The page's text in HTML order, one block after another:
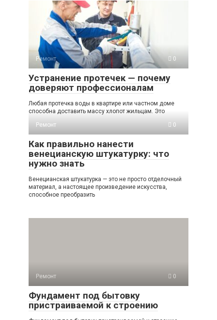
Ремонт 0
Устранение протечек — почему
доверяют профессионалам
Любая протечка воды в квартире или частном доме
способна доставить массу хлопот жильцам. Это
Ремонт
0
Как правильно нанести
венецианскую штукатурку: что
нужно знать
Венецианская штукатурка — это не просто отделочный
материал, а настоящее произведение искусства,
способное преобразить
Ремонт 0
Фундамент под бытовку
пристраиваемой к строению